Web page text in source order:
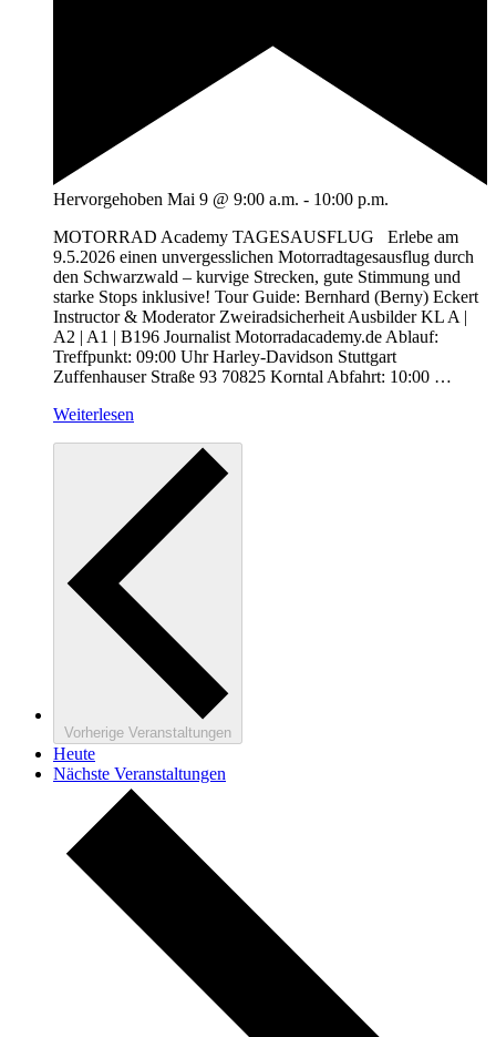
Hervorgehoben Mai 9 @ 9:00 a.m. - 10:00 p.m.
MOTORRAD Academy TAGESAUSFLUG Erlebe am
9.5.2026 einen unvergesslichen Motorradtagesausflug durch
den Schwarzwald – kurvige Strecken, gute Stimmung und
starke Stops inklusive! Tour Guide: Bernhard (Berny) Eckert
Instructor & Moderator Zweiradsicherheit Ausbilder KL A |
A2 | A1 | B196 Journalist Motorradacademy.de Ablauf:
Treffpunkt: 09:00 Uhr Harley-Davidson Stuttgart
Zuffenhauser Straße 93 70825 Korntal Abfahrt: 10:00 …
Weiterlesen
Vorherige Veranstaltungen
Heute
Nächste Veranstaltungen